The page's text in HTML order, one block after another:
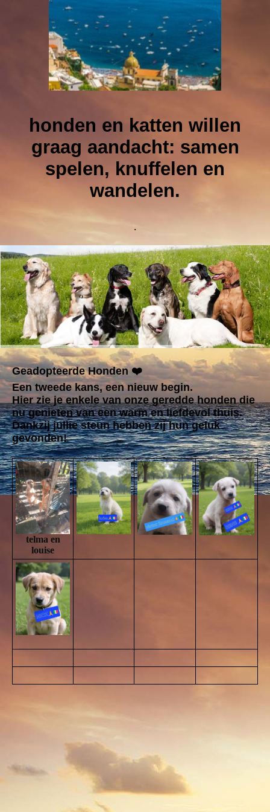
honden en katten willen
graag aandacht: samen
spelen, knuffelen en
wandelen.
.
Geadopteerde Honden ❤️
Een tweede kans, een nieuw begin.
Hier zie je enkele van onze geredde honden die
nu genieten van een warm en liefdevol thuis.
Dankzij jullie steun hebben zij hun geluk
gevonden!
telma en
louise